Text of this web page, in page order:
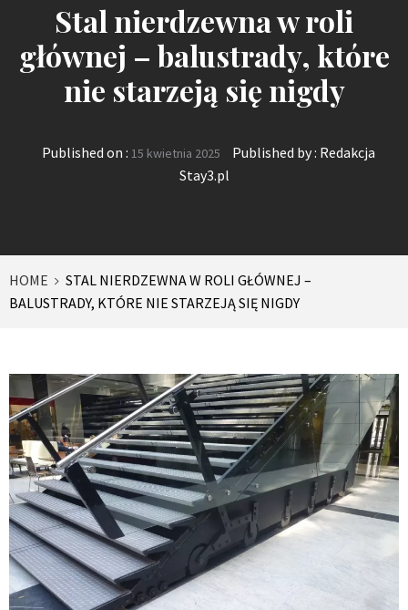
Stal nierdzewna w roli
głównej – balustrady, które
nie starzeją się nigdy
Published on : 15 kwietnia 2025 Published by : Redakcja
Stay3.pl
HOME
STAL NIERDZEWNA W ROLI GŁÓWNEJ –
BALUSTRADY, KTÓRE NIE STARZEJĄ SIĘ NIGDY